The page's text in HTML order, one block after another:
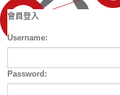
會員登入
Username:
Password: